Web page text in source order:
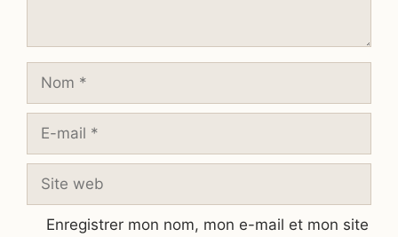
Nom
Site
Enregistrer mon nom, mon e-mail et mon site